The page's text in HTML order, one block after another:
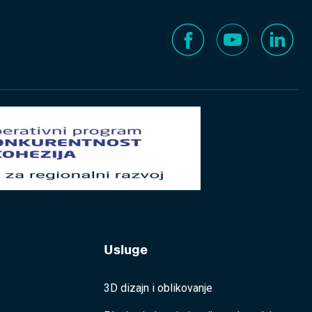
Usluge
3D dizajn i oblikovanje